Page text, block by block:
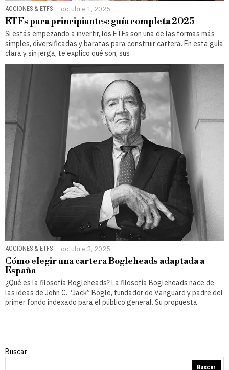
ACCIONES & ETFS octubre 1, 2025
ETFs para principiantes: guía completa 2025
Si estás empezando a invertir, los ETFs son una de las formas más
simples, diversificadas y baratas para construir cartera. En esta guía
clara y sin jerga, te explico qué son, sus
ACCIONES & ETFS octubre 2, 2025
Cómo elegir una cartera Bogleheads adaptada a
España
¿Qué es la filosofía Bogleheads? La filosofía Bogleheads nace de
las ideas de John C. “Jack” Bogle, fundador de Vanguard y padre del
primer fondo indexado para el público general. Su propuesta
Buscar
Buscar